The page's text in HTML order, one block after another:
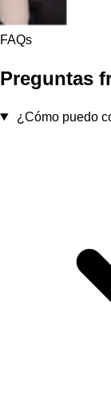
FAQs
Preguntas
¿Cómo puedo